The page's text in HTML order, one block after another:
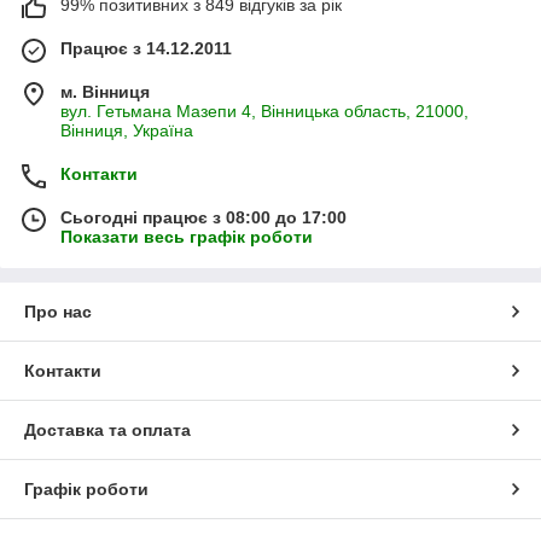
99% позитивних з 849 відгуків за рік
Працює з 14.12.2011
м. Вінниця
вул. Гетьмана Мазепи 4, Вінницька область, 21000,
Вінниця, Україна
Контакти
Сьогодні працює з 08:00 до 17:00
Показати весь графік роботи
Про нас
Контакти
Доставка та оплата
Графік роботи